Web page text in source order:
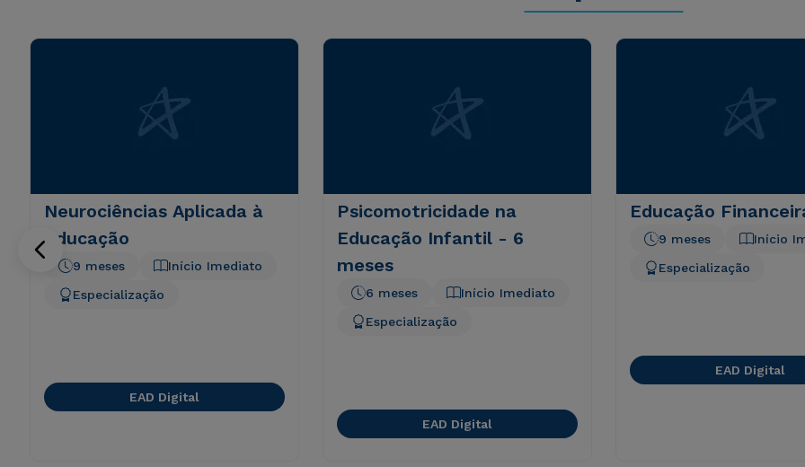
Neurociências Aplicada à
Educação
Início Imediato
9 meses
Especialização
EAD Digital
Psicomotricidade na
Educação Infantil - 6
meses
Início Imediato
6 meses
Especialização
EAD Digital
Educação
Início
9 meses
Especialização
EAD Digital